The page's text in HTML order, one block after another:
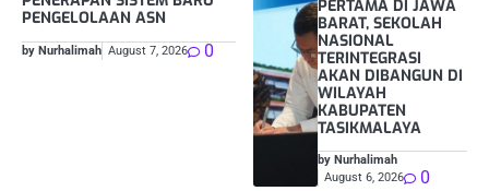
PENGELOLAAN ASN
by Nurhalimah August 7, 2026 0
PERTAMA DI JAWA
BARAT, SEKOLAH
NASIONAL
TERINTEGRASI
AKAN DIBANGUN DI
WILAYAH
KABUPATEN
TASIKMALAYA
by Nurhalimah
August 6, 2026
0